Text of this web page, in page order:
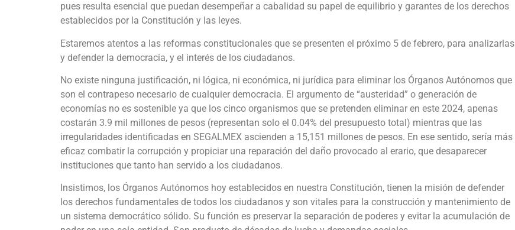
pues resulta esencial que puedan desempeñar a cabalidad su papel de equilibrio y garantes de los derechos
establecidos por la Constitución y las leyes.
Estaremos atentos a las reformas constitucionales que se presenten el próximo 5 de febrero, para analizarlas
y defender la democracia, y el interés de los ciudadanos.
No existe ninguna justificación, ni lógica, ni económica, ni jurídica para eliminar los Órganos Autónomos que
son el contrapeso necesario de cualquier democracia. El argumento de “austeridad” o generación de
economías no es sostenible ya que los cinco organismos que se pretenden eliminar en este 2024, apenas
costarán 3.9 mil millones de pesos (representan solo el 0.04% del presupuesto total) mientras que las
irregularidades identificadas en SEGALMEX ascienden a 15,151 millones de pesos. En ese sentido, sería más
eficaz combatir la corrupción y propiciar una reparación del daño provocado al erario, que desaparecer
instituciones que tanto han servido a los ciudadanos.
Insistimos, los Órganos Autónomos hoy establecidos en nuestra Constitución, tienen la misión de defender
los derechos fundamentales de todos los ciudadanos y son vitales para la construcción y mantenimiento de
un sistema democrático sólido. Su función es preservar la separación de poderes y evitar la acumulación de